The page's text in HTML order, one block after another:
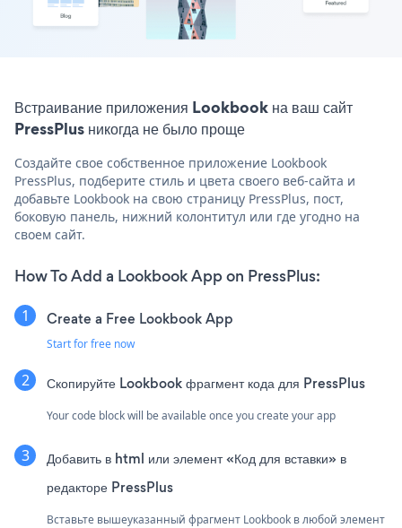
Встраивание приложения Lookbook на ваш сайт
PressPlus никогда не было проще
Создайте свое собственное приложение Lookbook
PressPlus, подберите стиль и цвета своего веб-сайта и
добавьте Lookbook на свою страницу PressPlus, пост,
боковую панель, нижний колонтитул или где угодно на
своем сайт.
How To Add a Lookbook App on PressPlus:
Create a Free Lookbook App
Start for free now
Скопируйте Lookbook фрагмент кода для PressPlus
Your code block will be available once you create your app
Добавить в html или элемент «Код для вставки» в
редакторе PressPlus
Вставьте вышеуказанный фрагмент Lookbook в любой элемент